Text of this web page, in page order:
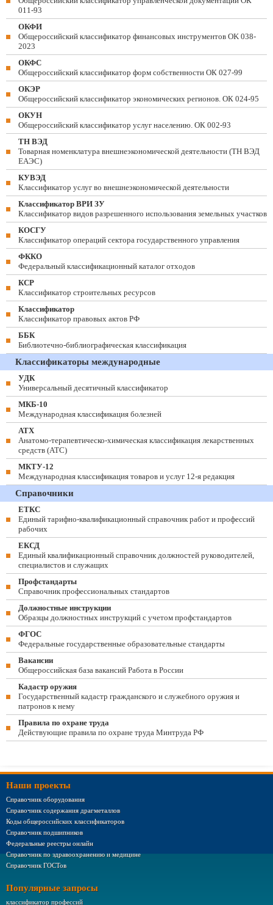
011-93
ОКФИ
Общероссийский классификатор финансовых инструментов OK 038-
2023
ОКФС
Общероссийский классификатор форм собственности ОК 027-99
ОКЭР
Общероссийский классификатор экономических регионов. ОК 024-95
ОКУН
Общероссийский классификатор услуг населению. ОК 002-93
ТН ВЭД
Товарная номенклатура внешнеэкономической деятельности (ТН ВЭД
ЕАЭС)
КУВЭД
Классификатор услуг во внешнеэкономической деятельности
Классификатор ВРИ ЗУ
Классификатор видов разрешенного использования земельных участков
КОСГУ
Классификатор операций сектора государственного управления
ФККО
Федеральный классификационный каталог отходов
КСР
Классификатор строительных ресурсов
Классификатор
Классификатор правовых актов РФ
ББК
Библиотечно-библиографическая классификация
Классификаторы международные
УДК
Универсальный десятичный классификатор
МКБ-10
Международная классификация болезней
АТХ
Анатомо-терапевтическо-химическая классификация лекарственных
средств (ATC)
МКТУ-12
Международная классификация товаров и услуг 12-я редакция
Справочники
ЕТКС
Единый тарифно-квалификационный справочник работ и профессий
рабочих
ЕКСД
Единый квалификационный справочник должностей руководителей,
специалистов и служащих
Профстандарты
Справочник профессиональных стандартов
Должностные инструкции
Образцы должностных инструкций с учетом профстандартов
ФГОС
Федеральные государственные образовательные стандарты
Вакансии
Общероссийская база вакансий Работа в России
Кадастр оружия
Государственный кадастр гражданского и служебного оружия и
патронов к нему
Правила по охране труда
Действующие правила по охране труда Минтруда РФ
Наши проекты
Справочник оборудования
Справочник содержания драгметаллов
Коды общероссийских классификаторов
Справочник подшипников
Федеральные реестры онлайн
Справочник по здравоохранению и медицине
Справочник ГОСТов
Популярные запросы
классификатор профессий